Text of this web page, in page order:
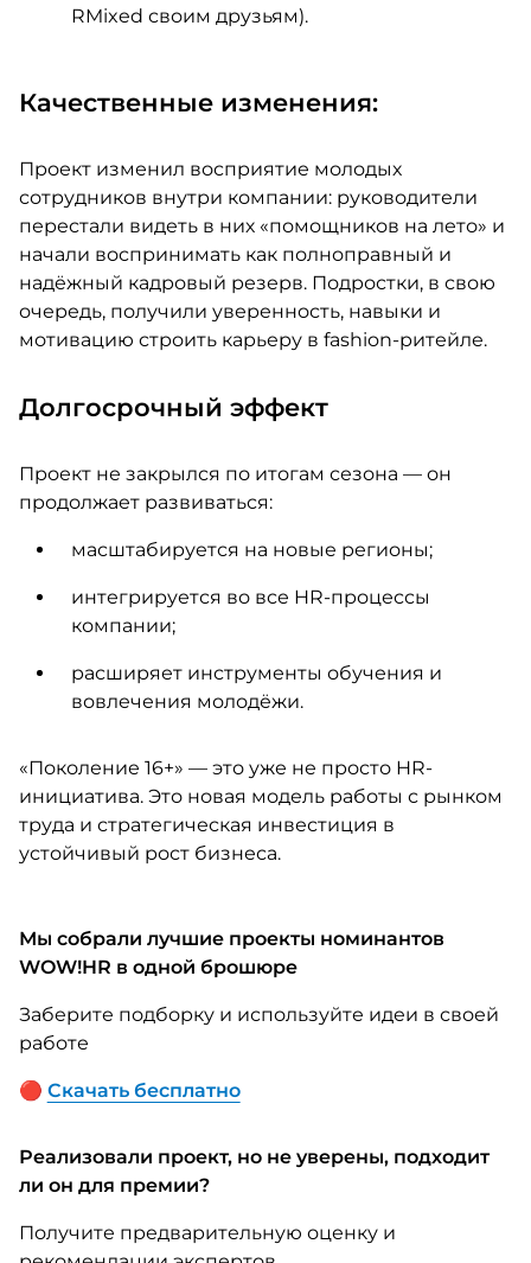
RMixed своим друзьям).
Качественные изменения:
Проект изменил восприятие молодых
сотрудников внутри компании: руководители
перестали видеть в них «помощников на лето» и
начали воспринимать как полноправный и
надёжный кадровый резерв. Подростки, в свою
очередь, получили уверенность, навыки и
мотивацию строить карьеру в fashion-ритейле.
Долгосрочный эффект
Проект не закрылся по итогам сезона — он
продолжает развиваться:
масштабируется на новые регионы;
интегрируется во все HR-процессы
компании;
расширяет инструменты обучения и
вовлечения молодёжи.
«Поколение 16+» — это уже не просто HR-
инициатива. Это новая модель работы с рынком
труда и стратегическая инвестиция в
устойчивый рост бизнеса.
Мы собрали лучшие проекты номинантов
WOW!HR в одной брошюре
Заберите подборку и используйте идеи в своей
работе
🔴 Скачать бесплатно
Реализовали проект, но не уверены, подходит
ли он для премии?
Получите предварительную оценку и